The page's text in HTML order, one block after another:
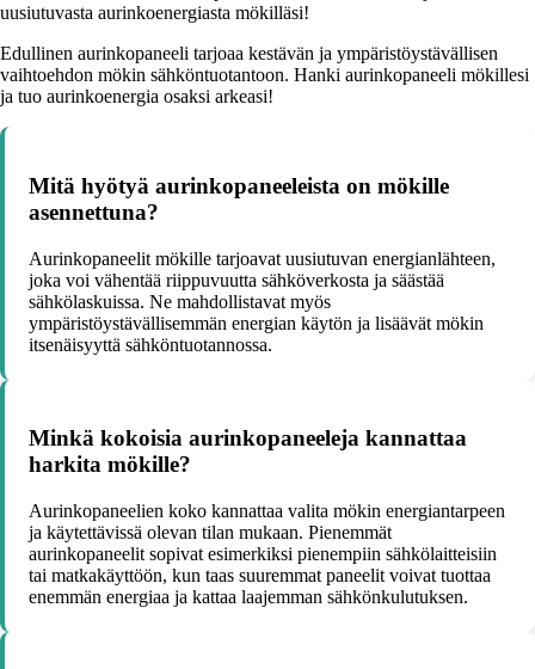
uusiutuvasta aurinkoenergiasta mökilläsi!
Edullinen aurinkopaneeli tarjoaa kestävän ja ympäristöystävällisen
vaihtoehdon mökin sähköntuotantoon. Hanki aurinkopaneeli mökillesi
ja tuo aurinkoenergia osaksi arkeasi!
Mitä hyötyä aurinkopaneeleista on mökille
asennettuna?
Aurinkopaneelit mökille tarjoavat uusiutuvan energianlähteen,
joka voi vähentää riippuvuutta sähköverkosta ja säästää
sähkölaskuissa. Ne mahdollistavat myös
ympäristöystävällisemmän energian käytön ja lisäävät mökin
itsenäisyyttä sähköntuotannossa.
Minkä kokoisia aurinkopaneeleja kannattaa
harkita mökille?
Aurinkopaneelien koko kannattaa valita mökin energiantarpeen
ja käytettävissä olevan tilan mukaan. Pienemmät
aurinkopaneelit sopivat esimerkiksi pienempiin sähkölaitteisiin
tai matkakäyttöön, kun taas suuremmat paneelit voivat tuottaa
enemmän energiaa ja kattaa laajemman sähkönkulutuksen.